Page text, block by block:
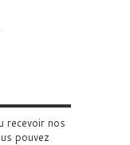
recevoir nos
pouvez